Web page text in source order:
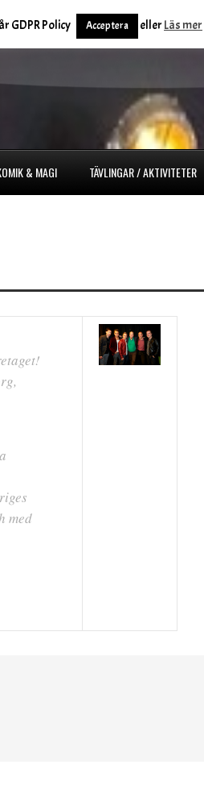
& MAGI TÄVLINGAR / AKTIVITETER
med
GDPR Policy Acceptera eller Läs mer